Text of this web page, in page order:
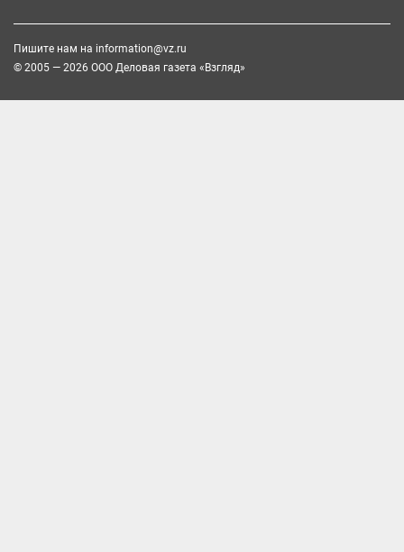
Пишите нам на information@vz.ru
© 2005 — 2026 ООО Деловая газета «Взгляд»